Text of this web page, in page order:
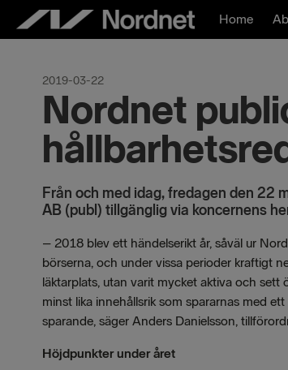
Home
2019-03-22
Nordnet
Från och med idag, fredagen den 22
AB (publ) tillgänglig via koncernens
– 2018 blev ett händelserikt år, såväl ur
börserna, och under vissa perioder kraftigt
läktarplats, utan varit mycket aktiva och
minst lika innehållsrik som spararnas med
sparande, säger Anders Danielsson,
Höjdpunkter under året